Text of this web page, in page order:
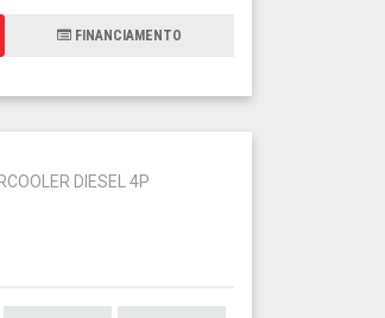
FINANCIAMENTO
DIESEL 4P